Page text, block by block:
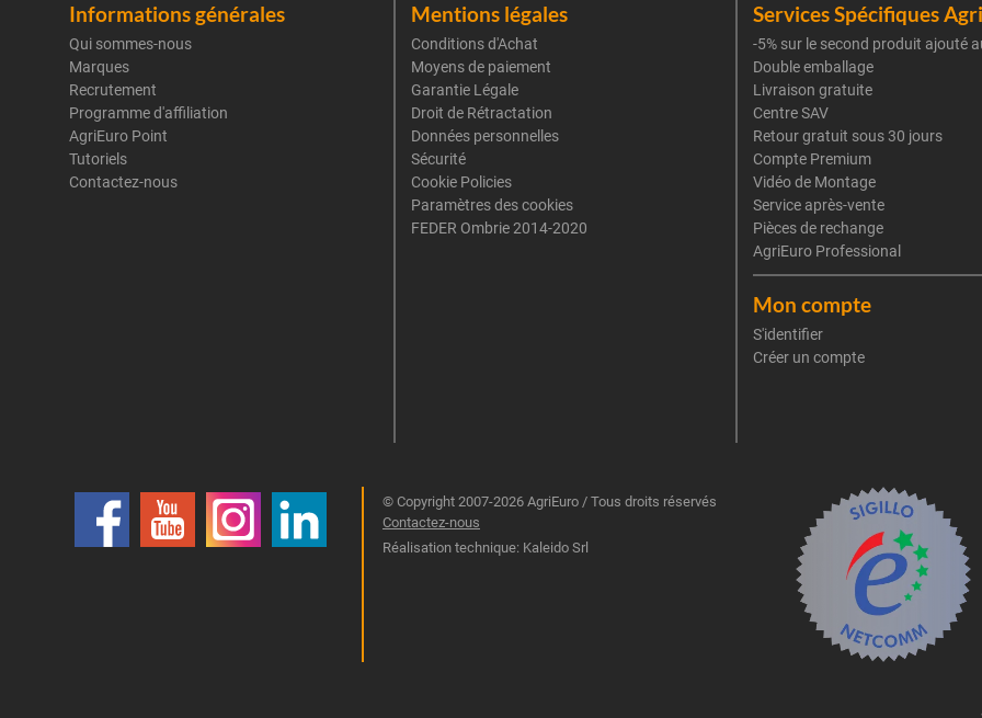
Informations générales
Qui sommes-nous
Marques
Recrutement
Programme d'affiliation
AgriEuro Point
Tutoriels
Contactez-nous
Mentions légales
Conditions d'Achat
Moyens de paiement
Garantie Légale
Droit de Rétractation
Données personnelles
Sécurité
Cookie Policies
Paramètres des cookies
FEDER Ombrie 2014-2020
Services Spécifiques
-5% sur le second produit ajouté
Double emballage
Livraison gratuite
Centre SAV
Retour gratuit sous 30 jours
Compte Premium
Vidéo de Montage
Service après-vente
Pièces de rechange
AgriEuro Professional
Mon compte
S'identifier
Créer un compte
© Copyright 2007-2026 AgriEuro / Tous droits réservés
Contactez-nous
Réalisation technique: Kaleido Srl